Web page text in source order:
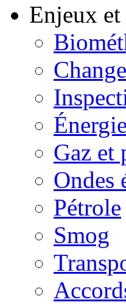
Enjeux
Gaz et
Ondes
Pétrole
Smog